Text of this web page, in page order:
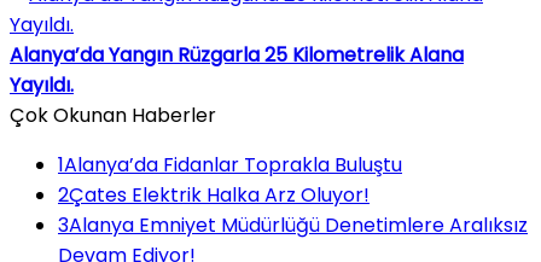
Alanya’da Yangın Rüzgarla 25 Kilometrelik Alana
Yayıldı.
Çok Okunan Haberler
1Alanya’da Fidanlar Toprakla Buluştu
2Çates Elektrik Halka Arz Oluyor!
3Alanya Emniyet Müdürlüğü Denetimlere Aralıksız
Devam Ediyor!